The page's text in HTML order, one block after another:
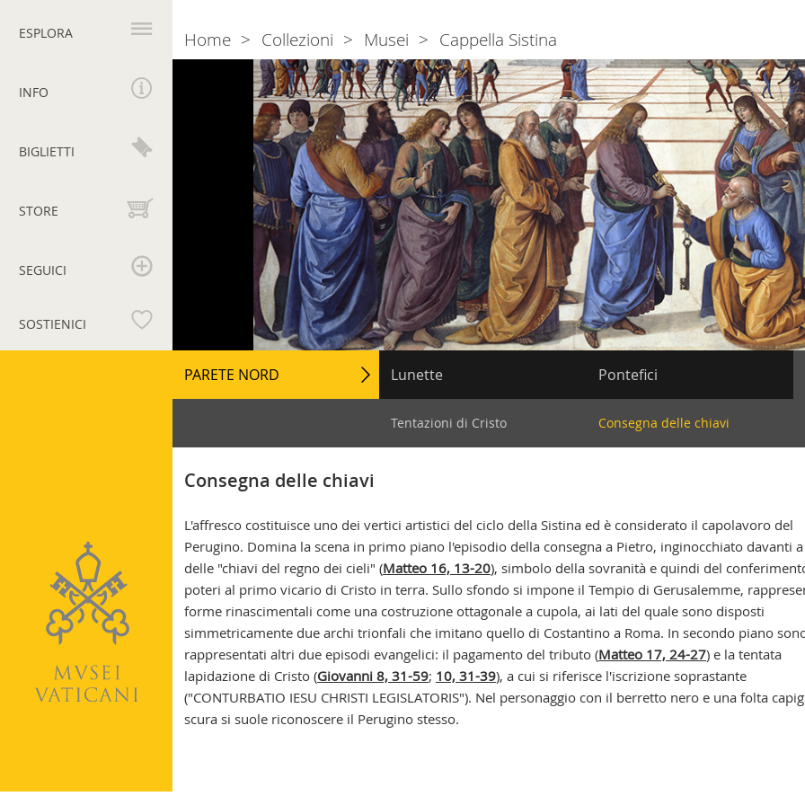
principale
ESPLORA
INFO
BIGLIETTI
STORE
SEGUICI
SOSTIENICI
secondaria
PARETE NORD Lunette Pontefici
secondaria
Tentazioni di Cristo Consegna delle chiavi
Consegna delle chiavi
L'affresco costituisce uno dei vertici artistici del ciclo della Sistina ed è considerato il capolavoro del
Perugino. Domina la scena in primo piano l'episodio della consegna a Pietro, inginocchiato davanti
delle "chiavi del regno dei cieli" (Matteo 16, 13-20), simbolo della sovranità e quindi del
poteri al primo vicario di Cristo in terra. Sullo sfondo si impone il Tempio di Gerusalemme,
forme rinascimentali come una costruzione ottagonale a cupola, ai lati del quale sono disposti
simmetricamente due archi trionfali che imitano quello di Costantino a Roma. In secondo piano
rappresentati altri due episodi evangelici: il pagamento del tributo (Matteo 17, 24-27) e la tentata
lapidazione di Cristo (Giovanni 8, 31-59; 10, 31-39), a cui si riferisce l'iscrizione soprastante
("CONTURBATIO IESU CHRISTI LEGISLATORIS"). Nel personaggio con il berretto nero e una folta
scura si suole riconoscere il Perugino stesso.
Breadcrumb
Home Collezioni Musei Cappella Sistina